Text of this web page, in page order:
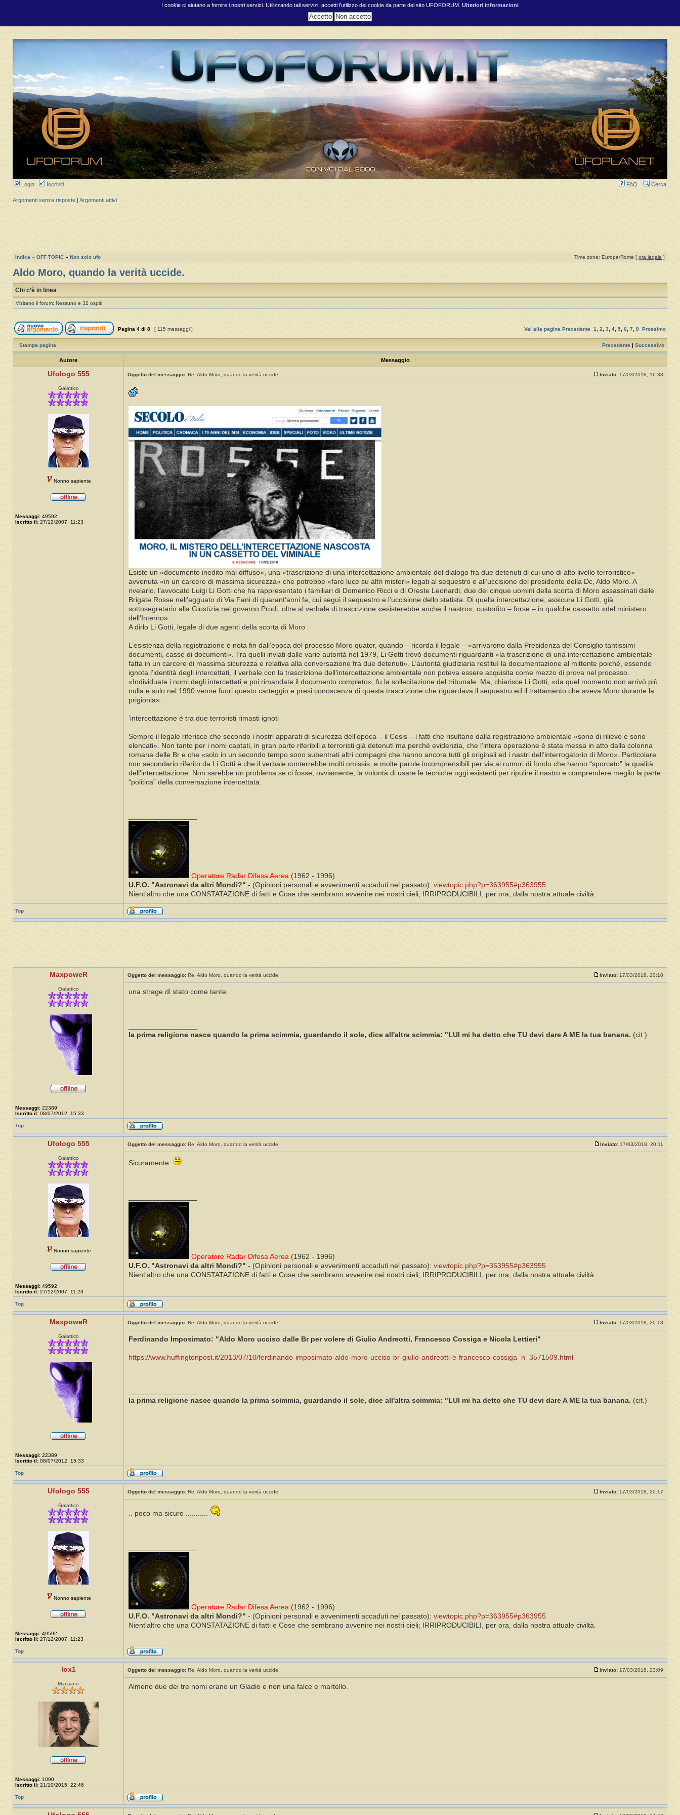
I cookie ci aiutano a fornire i nostri servizi. Utilizzando tali servizi, accetti l'utilizzo dei cookie da parte del sito UFOFORUM. Ulteriori informazioni
Login Iscriviti FAQ Cerca
Argomenti senza risposte Argomenti attivi
Indice » OFF TOPIC » Non solo ufo Time zone: Europe/Rome [ ora legale ]
Aldo Moro, quando la verità uccide.
Chi c’è in linea
Visitano il forum: Nessuno e 32 ospiti
Pagina 4 di 8 [ 115 messaggi ] Vai alla pagina Precedente 1, 2, 3, 4, 5, 6, 7, 8 Prossimo
Stampa pagina Precedente Successivo
Autore Messaggio
Ufologo 555
Galattico
Nonno sapiente
Messaggi: 49592
Iscritto il: 27/12/2007, 11:23
Oggetto del messaggio: Re: Aldo Moro, quando la verità uccide. Inviato: 17/03/2018, 16:33
Esiste un «documento inedito mai diffuso», una «trascrizione di una intercettazione ambientale del dialogo fra due detenuti di cui uno di alto livello terroristico»
avvenuta «in un carcere di massima sicurezza» che potrebbe «fare luce su altri misteri» legati al sequestro e all’uccisione del presidente della Dc, Aldo Moro. A
rivelarlo, l’avvocato Luigi Li Gotti che ha rappresentato i familiari di Domenico Ricci e di Oreste Leonardi, due dei cinque uomini della scorta di Moro assassinati dalle
Brigate Rosse nell’agguato di Via Fani di quarant’anni fa, cui seguì il sequestro e l’uccisione dello statista. Di quella intercettazione, assicura Li Gotti, già
sottosegretario alla Giustizia nel governo Prodi, oltre al verbale di trascrizione «esisterebbe anche il nastro», custodito – forse – in qualche cassetto «del ministero
dell’Interno».
A dirlo Li Gotti, legale di due agenti della scorta di Moro
L’esistenza della registrazione è nota fin dall’epoca del processo Moro quater, quando – ricorda il legale – «arrivarono dalla Presidenza del Consiglio tantissimi
documenti, casse di documenti». Tra quelli inviati dalle varie autorità nel 1979, Li Gotti trovò documenti riguardanti «la trascrizione di una intercettazione ambientale
fatta in un carcere di massima sicurezza e relativa alla conversazione fra due detenuti». L’autorità giudiziaria restituì la documentazione al mittente poiché, essendo
ignota l’identità degli intercettati, il verbale con la trascrizione dell’intercettazione ambientale non poteva essere acquisita come mezzo di prova nel processo.
«Individuate i nomi degli intercettati e poi rimandate il documento completo», fu la sollecitazione del tribunale. Ma, chiarisce Li Gotti, «da quel momento non arrivò più
nulla e solo nel 1990 venne fuori questo carteggio e presi conoscenza di questa trascrizione che riguardava il sequestro ed il trattamento che aveva Moro durante la
prigionia».
’intercettazione è tra due terroristi rimasti ignoti
Sempre il legale riferisce che secondo i nostri apparati di sicurezza dell’epoca – il Cesis – i fatti che risultano dalla registrazione ambientale «sono di rilievo e sono
elencati». Non tanto per i nomi captati, in gran parte riferibili a terroristi già detenuti ma perché evidenzia, che l’intera operazione è stata messa in atto dalla colonna
romana delle Br e che «solo in un secondo tempo sono subentrati altri compagni che hanno ancora tutti gli originali ed i nastri dell’interrogatorio di Moro». Particolare
non secondario riferito da Li Gotti è che il verbale conterrebbe molti omissis, e molte parole incomprensibili per via ai rumori di fondo che hanno “sporcato” la qualità
dell’intercettazione. Non sarebbe un problema se ci fosse, ovviamente, la volontà di usare le tecniche oggi esistenti per ripulire il nastro e comprendere meglio la parte
“politica” della conversazione intercettata.
Operatore Radar Difesa Aerea (1962 - 1996)
U.F.O. "Astronavi da altri Mondi?" - (Opinioni personali e avvenimenti accaduti nel passato): viewtopic.php?p=363955#p363955
Nient'altro che una CONSTATAZIONE di fatti e Cose che sembrano avvenire nei nostri cieli; IRRIPRODUCIBILI, per ora, dalla nostra attuale civiltà.
Top
MaxpoweR
Galattico
Messaggi: 22389
Iscritto il: 08/07/2012, 15:33
Oggetto del messaggio: Re: Aldo Moro, quando la verità uccide. Inviato: 17/03/2018, 20:10
una strage di stato come tante.
la prima religione nasce quando la prima scimmia, guardando il sole, dice all'altra scimmia: "LUI mi ha detto che TU devi dare A ME la tua banana. (cit.)
Top
Ufologo 555
Galattico
Nonno sapiente
Messaggi: 49592
Iscritto il: 27/12/2007, 11:23
Oggetto del messaggio: Re: Aldo Moro, quando la verità uccide. Inviato: 17/03/2018, 20:11
Sicuramente.
Operatore Radar Difesa Aerea (1962 - 1996)
U.F.O. "Astronavi da altri Mondi?" - (Opinioni personali e avvenimenti accaduti nel passato): viewtopic.php?p=363955#p363955
Nient'altro che una CONSTATAZIONE di fatti e Cose che sembrano avvenire nei nostri cieli; IRRIPRODUCIBILI, per ora, dalla nostra attuale civiltà.
Top
MaxpoweR
Galattico
Messaggi: 22389
Iscritto il: 08/07/2012, 15:33
Oggetto del messaggio: Re: Aldo Moro, quando la verità uccide. Inviato: 17/03/2018, 20:13
Ferdinando Imposimato: "Aldo Moro ucciso dalle Br per volere di Giulio Andreotti, Francesco Cossiga e Nicola Lettieri"
https://www.huffingtonpost.it/2013/07/10/ferdinando-imposimato-aldo-moro-ucciso-br-giulio-andreotti-e-francesco-cossiga_n_3571509.html
la prima religione nasce quando la prima scimmia, guardando il sole, dice all'altra scimmia: "LUI mi ha detto che TU devi dare A ME la tua banana. (cit.)
Top
Ufologo 555
Galattico
Nonno sapiente
Messaggi: 49592
Iscritto il: 27/12/2007, 11:23
Oggetto del messaggio: Re: Aldo Moro, quando la verità uccide. Inviato: 17/03/2018, 20:17
.. poco ma sicuro ...........
Operatore Radar Difesa Aerea (1962 - 1996)
U.F.O. "Astronavi da altri Mondi?" - (Opinioni personali e avvenimenti accaduti nel passato): viewtopic.php?p=363955#p363955
Nient'altro che una CONSTATAZIONE di fatti e Cose che sembrano avvenire nei nostri cieli; IRRIPRODUCIBILI, per ora, dalla nostra attuale civiltà.
Top
lox1
Marziano
Messaggi: 1090
Iscritto il: 21/10/2015, 22:46
Oggetto del messaggio: Re: Aldo Moro, quando la verità uccide. Inviato: 17/03/2018, 23:09
Almeno due dei tre nomi erano un Gladio e non una falce e martello.
Top